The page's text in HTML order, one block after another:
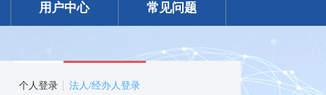
用户中心 常见问题
个人登录 法人/经办人登录